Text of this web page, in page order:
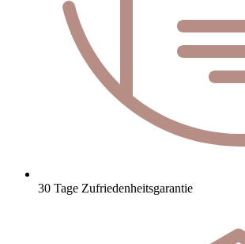
30 Tage Zufriedenheitsgarantie